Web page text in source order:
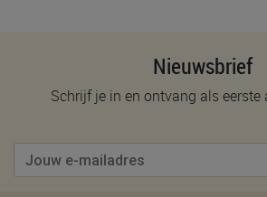
Nieuwsbrief
Schrijf je in en ontvang als eerste